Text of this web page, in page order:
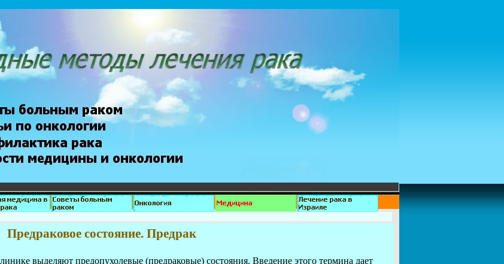
Предраковое состояние. Предрак
выделяют предопухолевые (предраковые) состояния. Введение этого термина дает